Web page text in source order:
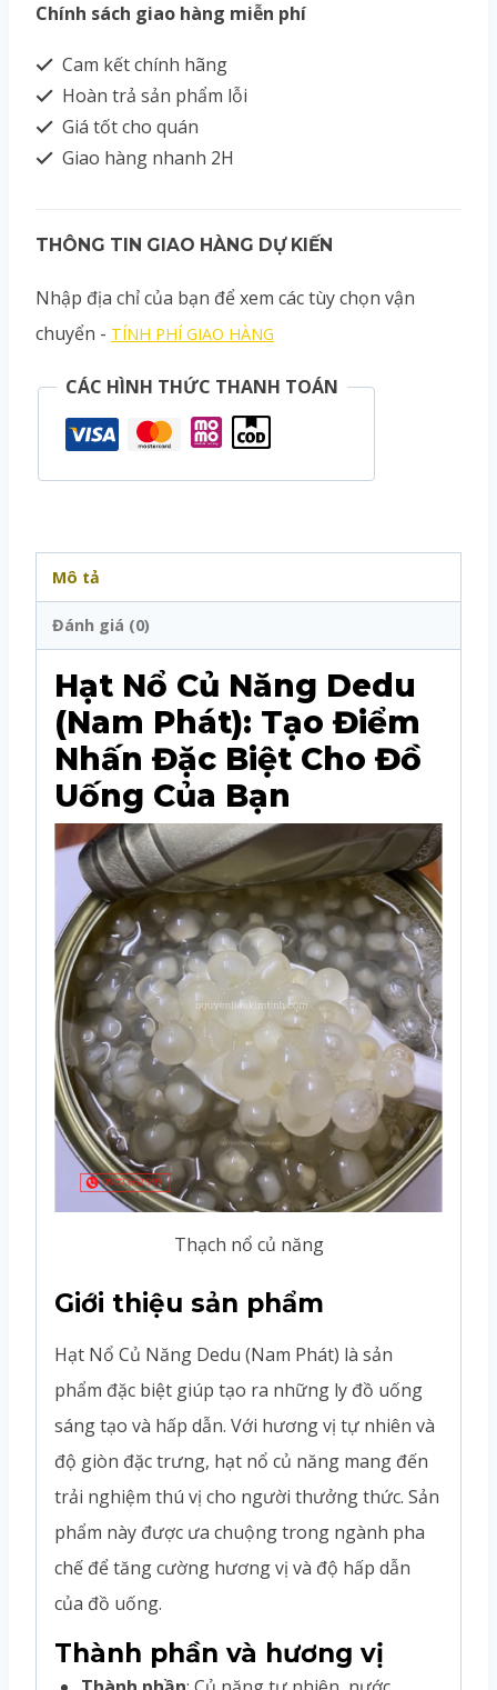
Chính sách giao hàng miễn phí
Cam kết chính hãng
Hoàn trả sản phẩm lỗi
Giá tốt cho quán
Giao hàng nhanh 2H
THÔNG TIN GIAO HÀNG DỰ KIẾN
Nhập địa chỉ của bạn để xem các tùy chọn vận
chuyển - TÍNH PHÍ GIAO HÀNG
CÁC HÌNH THỨC THANH TOÁN
Mô tả
Đánh giá (0)
Hạt Nổ Củ Năng Dedu
(Nam Phát): Tạo Điểm
Nhấn Đặc Biệt Cho Đồ
Uống Của Bạn
Thạch nổ củ năng
Giới thiệu sản phẩm
Hạt Nổ Củ Năng Dedu (Nam Phát) là sản
phẩm đặc biệt giúp tạo ra những ly đồ uống
sáng tạo và hấp dẫn. Với hương vị tự nhiên và
độ giòn đặc trưng, hạt nổ củ năng mang đến
trải nghiệm thú vị cho người thưởng thức. Sản
phẩm này được ưa chuộng trong ngành pha
chế để tăng cường hương vị và độ hấp dẫn
của đồ uống.
Thành phần và hương vị